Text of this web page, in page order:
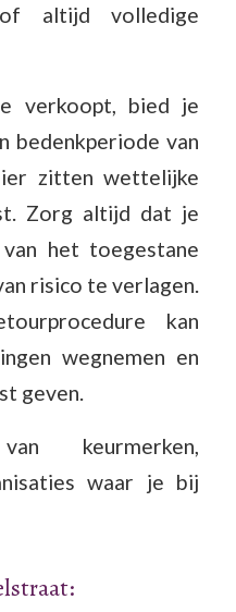
altijd volledige
verkoopt, bied je
bedenkperiode van
zitten wettelijke
Zorg altijd dat je
het toegestane
risico te verlagen.
kan
wegnemen en
geven.
keurmerken,
waar je bij